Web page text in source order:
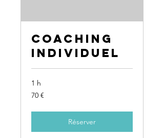
Coaching
individuel
1 h
70
euros
70 €
Réserver